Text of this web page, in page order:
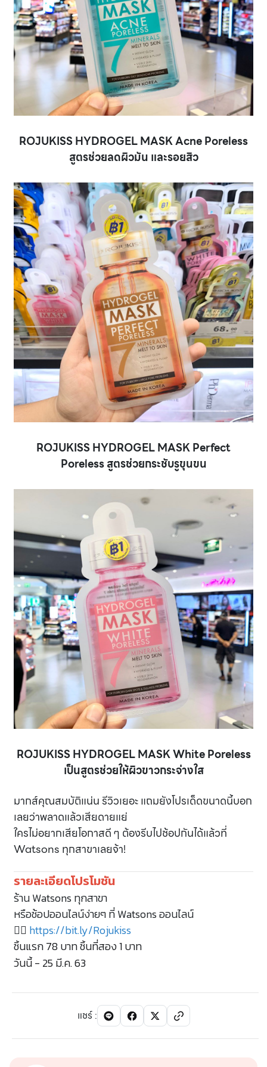
ROJUKISS HYDROGEL MASK Acne Poreless
สูตรช่วยลดผิวมัน และรอยสิว
ROJUKISS HYDROGEL MASK Perfect
Poreless สูตรช่วยกระชับรูขุนขน
ROJUKISS HYDROGEL MASK White Poreless
เป็นสูตรช่วยให้ผิวขาวกระจ่างใส
มากส์คุณสมบัติแน่น รีวิวเยอะ แถมยังโปรเด็ดขนาดนี้บอก
เลยว่าพลาดแล้วเสียดายแย่
ใครไม่อยากเสียโอกาสดี ๆ ต้องรีบไปช้อปกันได้แล้วที่
Watsons ทุกสาขาเลยจ้า!
รายละเอียดโปรโมชัน
ร้าน Watsons ทุกสาขา
หรือช้อปออนไลน์ง่ายๆ ที่ Watsons ออนไลน์
👉🏻 https://bit.ly/Rojukiss
ชิ้นแรก 78 บาท ชิ้นที่สอง 1 บาท
วันนี้ - 25 มี.ค. 63
แชร์: